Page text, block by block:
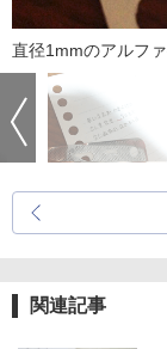
直径1mmのアルフ
関連記事